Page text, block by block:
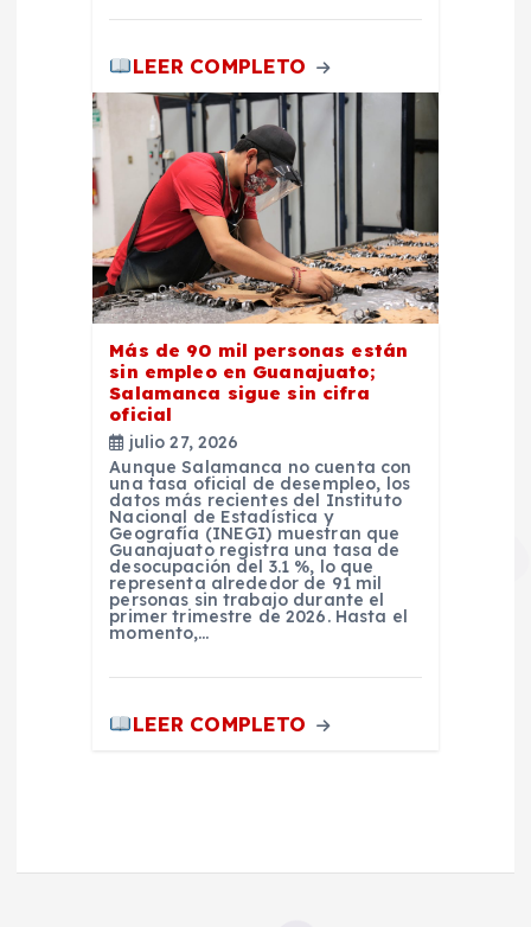
LEER COMPLETO
Más de 90 mil personas están
sin empleo en Guanajuato;
Salamanca sigue sin cifra
oficial
julio 27, 2026
Aunque Salamanca no cuenta con
una tasa oficial de desempleo, los
datos más recientes del Instituto
Nacional de Estadística y
Geografía (INEGI) muestran que
Guanajuato registra una tasa de
desocupación del 3.1 %, lo que
representa alrededor de 91 mil
personas sin trabajo durante el
primer trimestre de 2026. Hasta el
momento,…
LEER COMPLETO